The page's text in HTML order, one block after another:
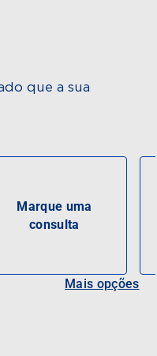
que a sua
Marque uma
consulta
Mais opções